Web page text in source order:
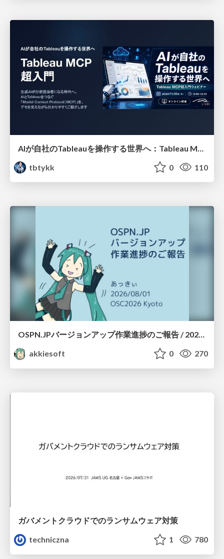
tbtykk
0 110
OSPN.JPバージョンアップ作業進捗のご報告 / 20260801-osc26kyoto
akkiesoft
0 270
ガバメントクラウドでのランサムウェア対策
techniczna
1 780